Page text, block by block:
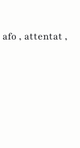
afo , attentat ,